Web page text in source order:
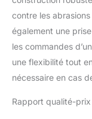
contre les
également une
les commandes
une flexibilité tout
nécessaire en cas
Rapport qualité-prix